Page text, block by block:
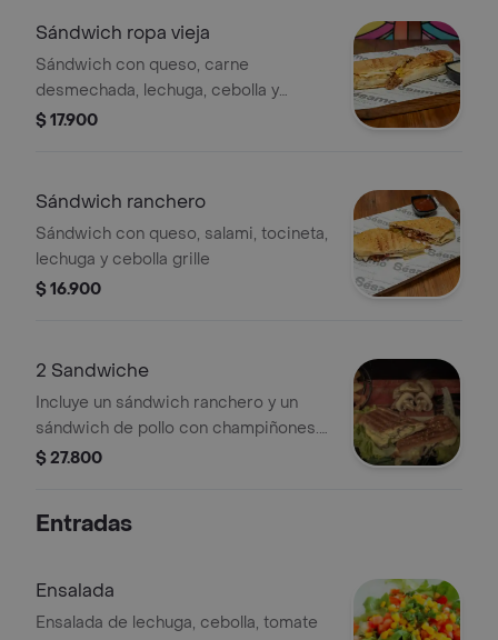
Sándwich ropa vieja
Sándwich con queso, carne
desmechada, lechuga, cebolla y
maicitos.
$ 17.900
Sándwich ranchero
Sándwich con queso, salami, tocineta,
lechuga y cebolla grille
$ 16.900
2 Sandwiche
Incluye un sándwich ranchero y un
sándwich de pollo con champiñones.
Ambos con lechuga y queso.
$ 27.800
Entradas
Ensalada
Ensalada de lechuga, cebolla, tomate